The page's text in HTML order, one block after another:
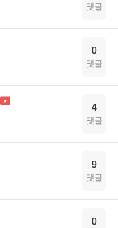
댓글
0
댓글
4
댓글
9
댓글
0